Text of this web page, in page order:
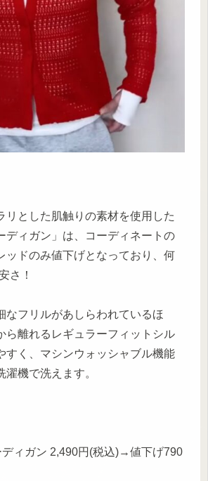
リとした肌触りの素材を使用した
ディガン」は、コーディネートの
ッドのみ値下げとなっており、何
さ！
なフリルがあしらわれているほ
ら離れるレギュラーフィットシル
すく、マシンウォッシャブル機能
機で洗えます。
ィガン 2,490円(税込)→値下げ790